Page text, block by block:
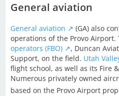
General aviation
General aviation
(GA) also
operations of the Provo Airport.
operators (FBO)
, Duncan
Support, on the field. Utah
flight school, as well as its Fire
Numerous privately owned
based on the Provo Airport